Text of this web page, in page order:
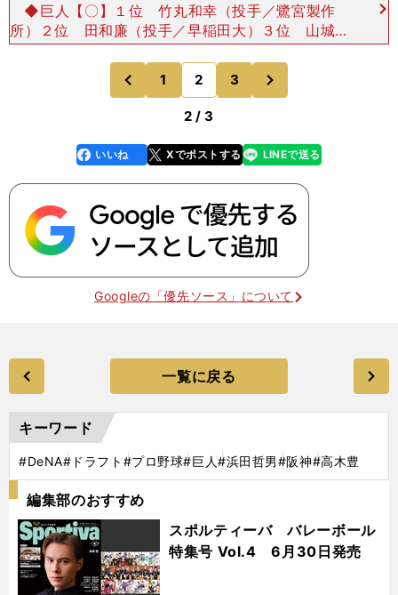
◆巨人【〇】１位 竹丸和幸（投手／鷺宮製作
所）２位 田和廉（投手／早稲田大）３位 山城京
平（投手／亜細亜大）４位 皆川岳飛（外野手／中
央大）５位 小濱佑斗（内野手／沖縄電力）６位
藤井健翔
前
のページへ
1 2 3
2 / 3
faceboo
k
いいね Xでポストする
line LINEで送る
Googleの「優先ソース」について
一覧に戻る
キーワード
#DeNA#ドラフト #プロ野球#巨人#浜田哲男#阪神#高木豊
編集部のおすすめ
スポルティーバ バレーボール
特集号 Vol.4 6月30日発売